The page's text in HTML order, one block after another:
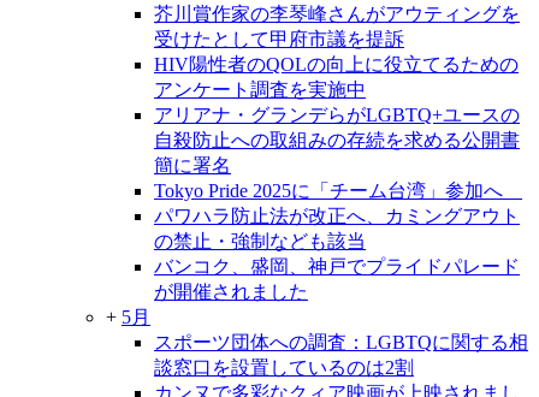
芥川賞作家の李琴峰さんがアウティングを
受けたとして甲府市議を提訴
HIV陽性者のQOLの向上に役立てるための
アンケート調査を実施中
アリアナ・グランデらがLGBTQ+ユースの
自殺防止への取組みの存続を求める公開書
簡に署名
Tokyo Pride 2025に「チーム台湾」参加へ
パワハラ防止法が改正へ、カミングアウト
の禁止・強制なども該当
バンコク、盛岡、神戸でプライドパレード
が開催されました
+ 5月
スポーツ団体への調査：LGBTQに関する相
談窓口を設置しているのは2割
カンヌで多彩なクィア映画が上映されまし